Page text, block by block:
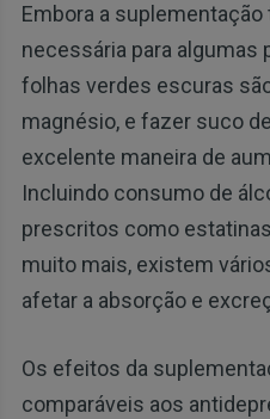
Embora a
necessária para algumas
folhas verdes escuras
magnésio, e fazer suco
excelente maneira de
Incluindo consumo de
prescritos como
muito mais, existem
afetar a absorção e
Os efeitos da
comparáveis aos